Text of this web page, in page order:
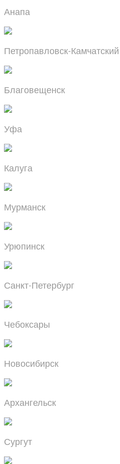
Анапа
Петропавловск-Камчатский
Благовещенск
Уфа
Калуга
Мурманск
Урюпинск
Санкт-Петербург
Чебоксары
Новосибирск
Архангельск
Сургут